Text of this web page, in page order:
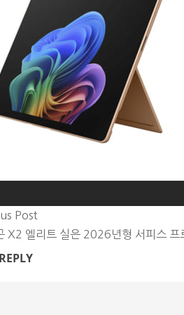
Post
X2 엘리트 실은 2026년형 서피스 프